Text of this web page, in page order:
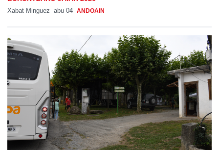
Xabat Minguez abu 04 ANDOAIN